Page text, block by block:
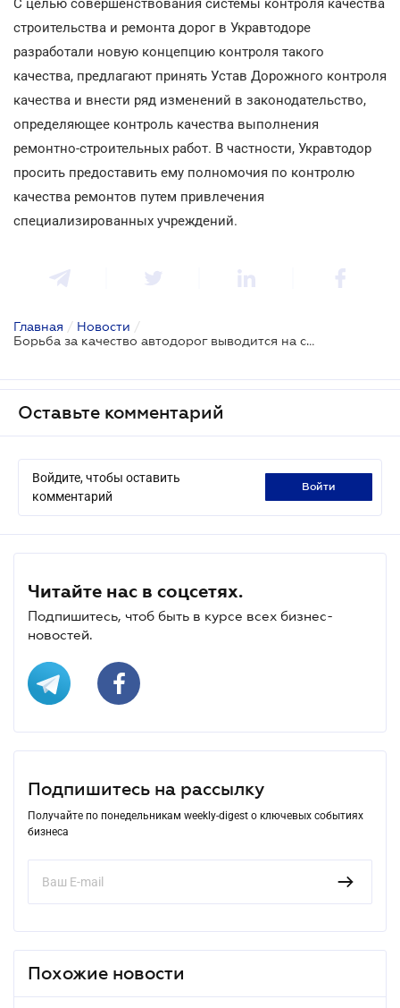
С целью совершенствования системы контроля качества
строительства и ремонта дорог в Укравтодоре
разработали новую концепцию контроля такого
качества, предлагают принять Устав Дорожного контроля
качества и внести ряд изменений в законодательство,
определяющее контроль качества выполнения
ремонтно-строительных работ. В частности, Укравтодор
просить предоставить ему полномочия по контролю
качества ремонтов путем привлечения
специализированных учреждений.
Главная / Новости /
Борьба за качество автодорог выводится на системный уровень
Оставьте комментарий
Войдите, чтобы оставить
комментарий
войти
Читайте нас в соцсетях.
Подпишитесь, чтоб быть в курсе всех бизнес-
новостей.
Подпишитесь на рассылку
Получайте по понедельникам weekly-digest о ключевых событиях
бизнеса
Похожие новости